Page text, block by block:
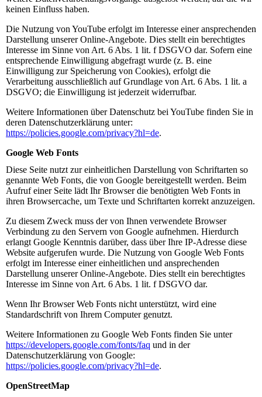
keinen Einfluss haben.
Die Nutzung von YouTube erfolgt im Interesse einer ansprechenden
Darstellung unserer Online-Angebote. Dies stellt ein berechtigtes
Interesse im Sinne von Art. 6 Abs. 1 lit. f DSGVO dar. Sofern eine
entsprechende Einwilligung abgefragt wurde (z. B. eine
Einwilligung zur Speicherung von Cookies), erfolgt die
Verarbeitung ausschließlich auf Grundlage von Art. 6 Abs. 1 lit. a
DSGVO; die Einwilligung ist jederzeit widerrufbar.
Weitere Informationen über Datenschutz bei YouTube finden Sie in
deren Datenschutzerklärung unter:
https://policies.google.com/privacy?hl=de.
Google Web Fonts
Diese Seite nutzt zur einheitlichen Darstellung von Schriftarten so
genannte Web Fonts, die von Google bereitgestellt werden. Beim
Aufruf einer Seite lädt Ihr Browser die benötigten Web Fonts in
ihren Browsercache, um Texte und Schriftarten korrekt anzuzeigen.
Zu diesem Zweck muss der von Ihnen verwendete Browser
Verbindung zu den Servern von Google aufnehmen. Hierdurch
erlangt Google Kenntnis darüber, dass über Ihre IP-Adresse diese
Website aufgerufen wurde. Die Nutzung von Google Web Fonts
erfolgt im Interesse einer einheitlichen und ansprechenden
Darstellung unserer Online-Angebote. Dies stellt ein berechtigtes
Interesse im Sinne von Art. 6 Abs. 1 lit. f DSGVO dar.
Wenn Ihr Browser Web Fonts nicht unterstützt, wird eine
Standardschrift von Ihrem Computer genutzt.
Weitere Informationen zu Google Web Fonts finden Sie unter
https://developers.google.com/fonts/faq und in der
Datenschutzerklärung von Google:
https://policies.google.com/privacy?hl=de.
OpenStreetMap